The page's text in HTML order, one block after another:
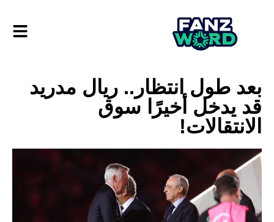
بعد طول انتظار.. ريال مدريد
قد يدخل أخيرًا سوق
الانتقالات!